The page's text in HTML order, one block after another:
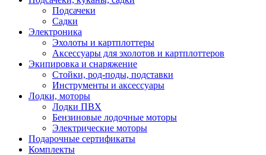
Подсачеки
Садки
Электроника
Эхолоты и картплоттеры
Аксессуары для эхолотов и картплоттеров
Экипировка и снаряжение
Стойки, род-поды, подставки
Инструменты и аксессуары
Лодки, моторы
Лодки ПВХ
Бензиновые лодочные моторы
Электрические моторы
Подарочные сертификаты
Комплекты